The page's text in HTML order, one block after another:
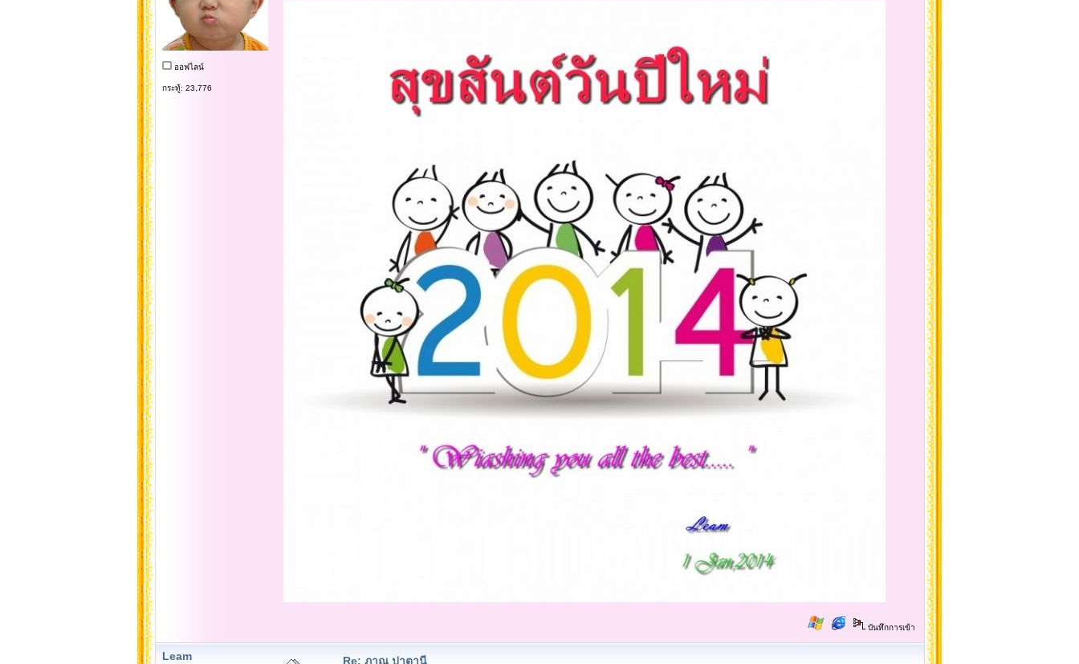
ออฟไลน์
กระทู้: 23,776
บันทึกการเข้า
Leam Re: ภาณุ ปาตานี